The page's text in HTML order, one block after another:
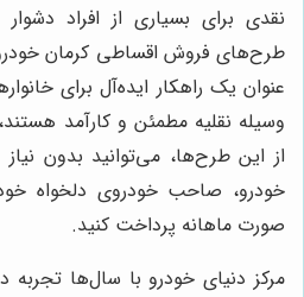
نقدی برای بسیاری از افراد
طرح‌های فروش اقساطی کرمان
عنوان یک راهکار ایده‌آل برای
وسیله نقلیه مطمئن و کارآمد
از این طرح‌ها، می‌توانید بدون
خودرو، صاحب خودروی دلخواه
صورت ماهانه پرداخت کنید.
مرکز دنیای خودرو با سال‌ها تجربه